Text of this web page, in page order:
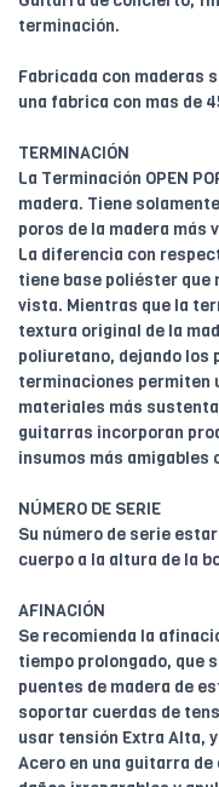
terminación.
Fabricada con maderas
una fabrica con mas de
TERMINACIÓN
La Terminación OPEN
madera. Tiene
poros de la madera más
La diferencia con
tiene base poliéster que
vista. Mientras que la
textura original de la
poliuretano, dejando los
terminaciones permiten
materiales más
guitarras incorporan
insumos más amigables
NÚMERO DE SERIE
Su número de serie
cuerpo a la altura de la
AFINACIÓN
Se recomienda la
tiempo prolongado, que
puentes de madera de
soportar cuerdas de
usar tensión Extra Alta,
Acero en una guitarra